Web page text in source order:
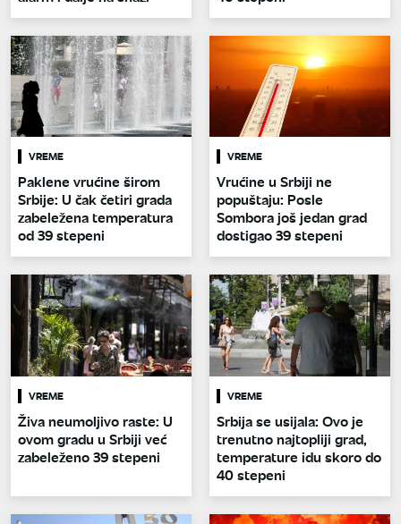
VREME
Paklene vrućine širom
Srbije: U čak četiri grada
zabeležena temperatura
od 39 stepeni
VREME
Vrućine u Srbiji ne
popuštaju: Posle
Sombora još jedan grad
dostigao 39 stepeni
VREME
Živa neumoljivo raste: U
ovom gradu u Srbiji već
zabeleženo 39 stepeni
VREME
Srbija se usijala: Ovo je
trenutno najtopliji grad,
temperature idu skoro do
40 stepeni